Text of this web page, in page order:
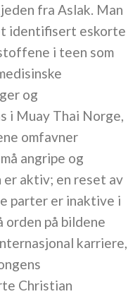
fra Aslak. Man
identifisert eskorte
i teen som
og
i Muay Thai Norge,
omfavner
angripe og
er aktiv; en reset av
parter er inaktive i
orden på bildene
karriere,
Christian